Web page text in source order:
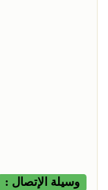
وسيلة الإتصال :